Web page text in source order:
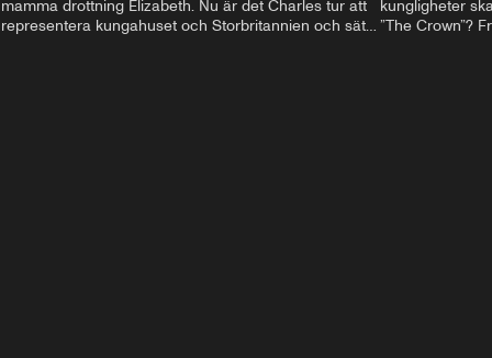
mamma drottning Elizabeth. Nu är det Charles tur att
representera kungahuset och Storbritannien och sätta
kungligheter
”The Crown”?